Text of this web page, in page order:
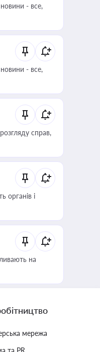
- все,
- все,
справ,
органів і
на
мережа
та PR